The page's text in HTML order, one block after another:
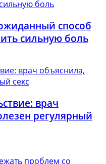
способ
сильную боль
врач
регулярный